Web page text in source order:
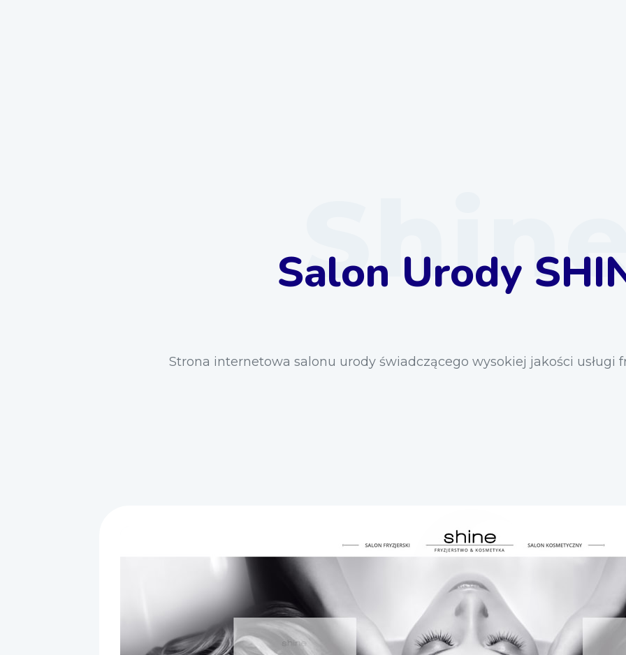
Salon Urody
Strona internetowa salonu urody świadczącego wysokiej jakości usługi